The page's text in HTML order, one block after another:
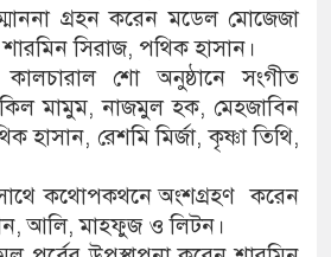
গ্রহন করেন মডেল মোজেজা
সিরাজ, পথিক হাসান।
শো অনুষ্ঠানে সংগীত
মামুম, নাজমুল হক, মেহজাবিন
রেশমি মির্জা, কৃষ্ণা তিথি,
কথোপকথনে অংশগ্রহণ করেন
আলি, মাহফুজ ও লিটন।